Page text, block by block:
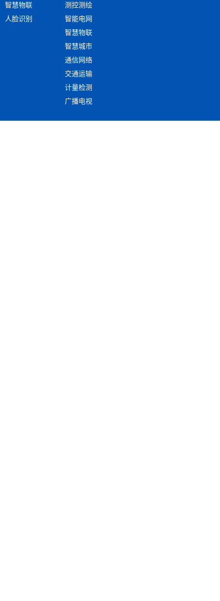
智慧物联
人脸识别
测控测绘
智能电网
智慧物联
智慧城市
通信网络
交通运输
计量检测
广播电视